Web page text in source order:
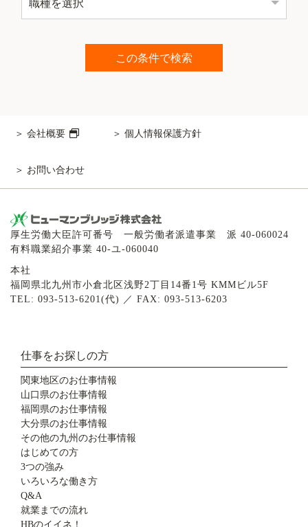
会社概要 個人情報保護方針
お問い合わせ
厚生労働大臣許可番号 一般労働者派遣事業 派 40-060024
有料職業紹介事業 40-ユ-060040
本社
福岡県北九州市小倉北区浅野2丁目14番1号 KMMビル5F
TEL: 093-513-6201(代) ／ FAX: 093-513-6203
仕事をお探しの方
関東地区のお仕事情報
山口県のお仕事情報
福岡県のお仕事情報
大分県のお仕事情報
その他の九州のお仕事情報
はじめての方
3つの強み
いろいろな働き方
Q&A
就業までの流れ
HBのイイネ！